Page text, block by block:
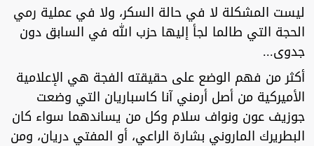
ليست المشكلة لا في حالة السكر، ولا في عملية رمي
الحجة التي طالما لجأ إليها حزب الله في السابق دون
جدوى...
أكثر من فهم الوضع على حقيقته الفجة هي الإعلامية
الأميركية من أصل أرمني آنا كاسباريان التي وضعت
جوزيف عون ونواف سلام وكل من يساندهما سواء كان
البطريرك الماروني بشارة الراعي، أو المفتي دريان، ومن